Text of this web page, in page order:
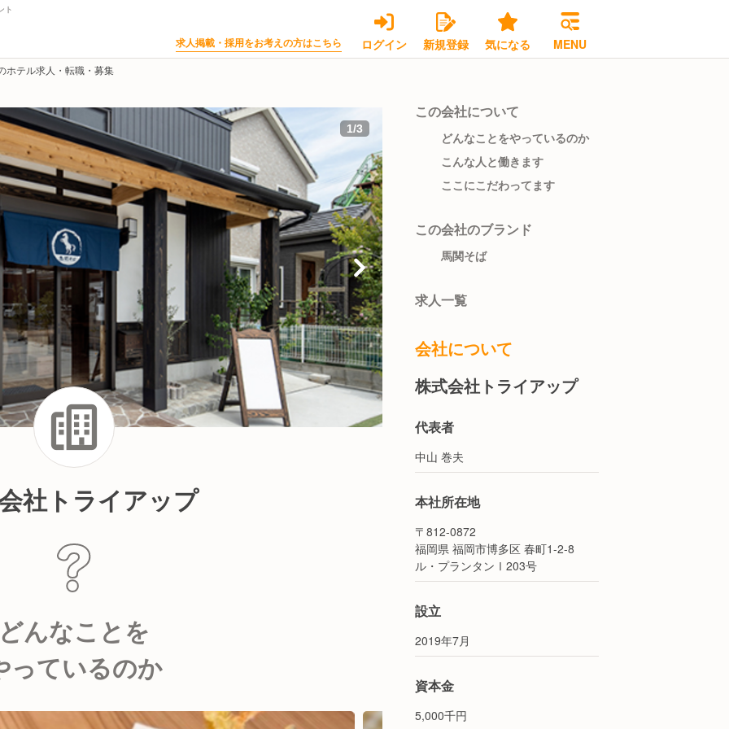
ト
求人掲載・採用をお考えの方はこちら ログイン 新規登録 気になる MENU
ホテル求人・転職・募集
1/3
社トライアップ
んなことを
っているのか
この会社について
どんなことをやっているのか
こんな人と働きます
ここにこだわってます
この会社のブランド
馬関そば
求人一覧
会社について
株式会社トライアップ
代表者
中山 巻夫
本社所在地
〒812-0872
福岡県 福岡市博多区 春町1-2-8
ル・プランタンⅠ203号
設立
2019年7月
資本金
5,000千円